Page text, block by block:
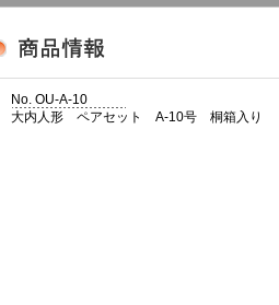
No. OU-A-10
大内人形 ペアセット A-10号 桐箱入り